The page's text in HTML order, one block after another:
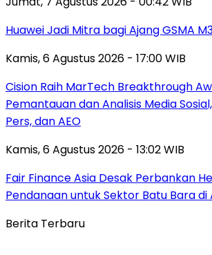
Huawei Jadi Mitra bagi Ajang GSMA
Kamis, 6 Agustus 2026 - 17:00 WIB
Cision Raih MarTech Breakthrough
Pemantauan dan Analisis Media
Pers, dan AEO
Kamis, 6 Agustus 2026 - 13:02 WIB
Fair Finance Asia Desak Perbankan
Pendanaan untuk Sektor Batu Bara di
Berita Terbaru